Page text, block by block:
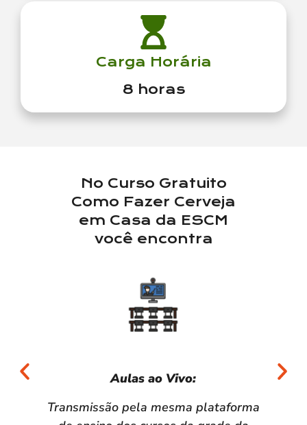
Carga Horária
8 horas
No Curso Gratuito
Como Fazer Cerveja
em Casa da ESCM
você encontra
Aulas ao Vivo:​
Transmissão pela mesma plataforma